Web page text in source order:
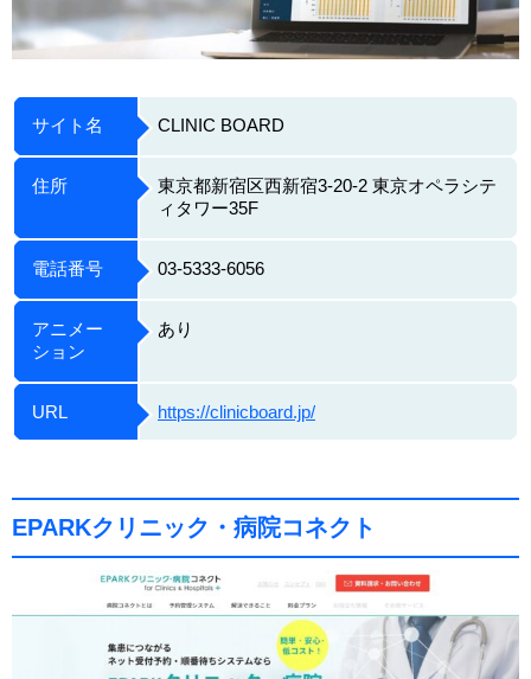
サイト名 CLINIC BOARD
住所
東京都新宿区西新宿3-20-2 東京オペラシテ
ィタワー35F
電話番号 03-5333-6056
アニメー
ション
あり
URL https://clinicboard.jp/
EPARKクリニック・病院コネクト